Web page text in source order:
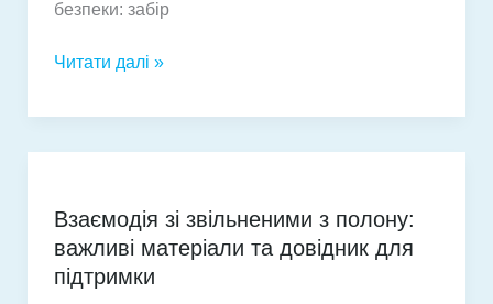
питань
безпеки: забір
Донація
життя:
лікарні
відбувся
черговий
Читати далі »
Взаємодія зі звільненими з полону:
важливі матеріали та довідник для
підтримки